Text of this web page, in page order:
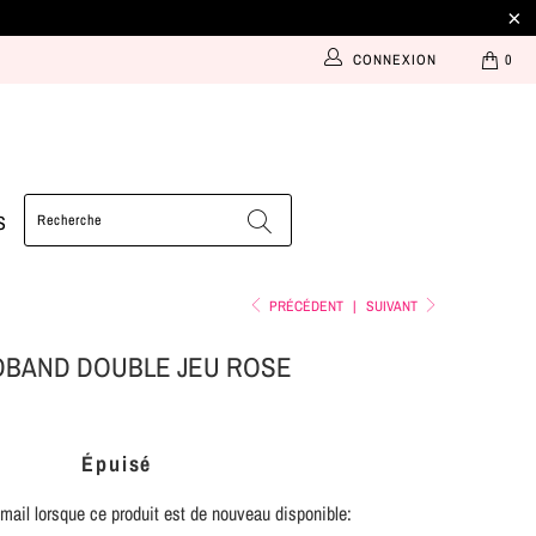
0
CONNEXION
PRÉCÉDENT | SUIVANT
DOUBLE JEU ROSE
Épuisé
lorsque ce produit est de nouveau disponible: